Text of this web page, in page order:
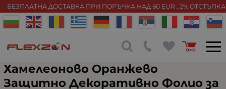
БЕЗПЛАТНА ДОСТАВКА ПРИ ПОРЪЧКА НАД 60 EUR , 2%
Хамелеоново Оранжево
Защитно Декоративно Фолио за